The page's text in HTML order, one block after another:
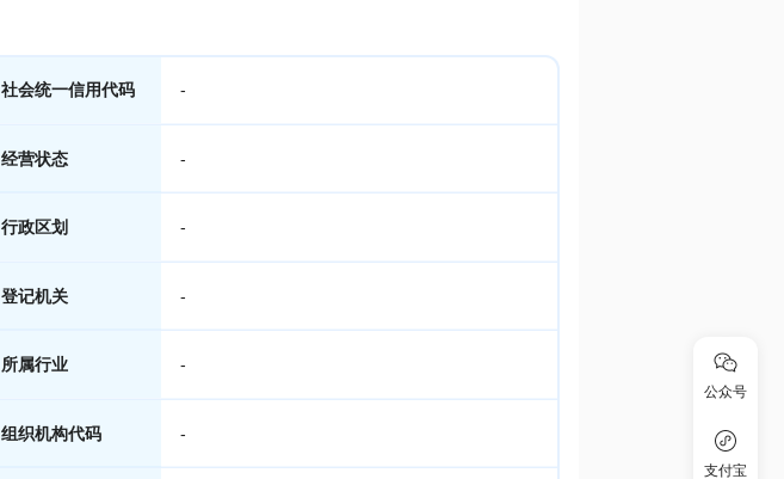
社会统一信用代码 -
经营状态 -
行政区划 -
登记机关 -
所属行业 -
组织机构代码 -
公众号
支付宝